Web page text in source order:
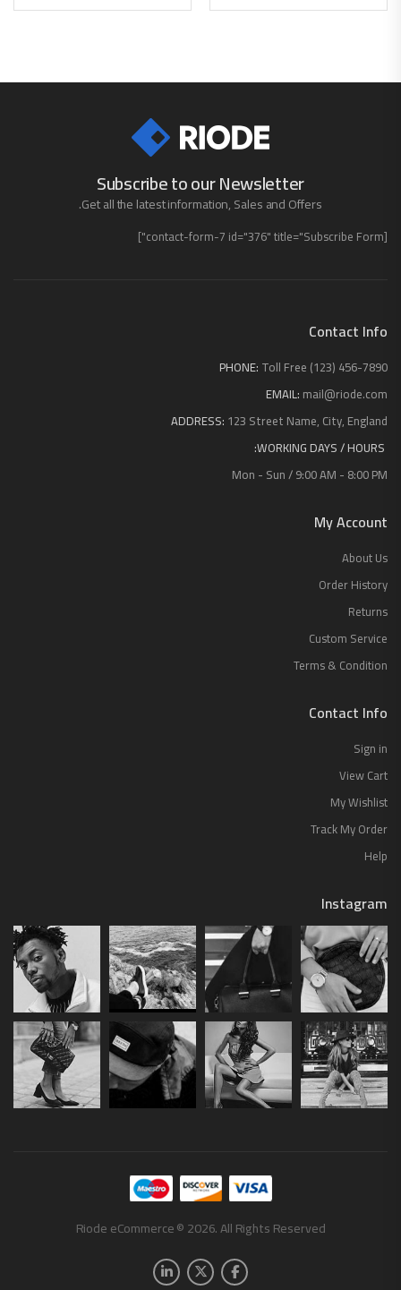
Subscribe to our Newsletter
Get all the latest information, Sales and Offers.
[contact-form-7 id="376" title="Subscribe Form"]
Contact Info
PHONE: Toll Free (123) 456-7890
EMAIL: mail@riode.com
ADDRESS: 123 Street Name, City, England
WORKING DAYS / HOURS:
Mon - Sun / 9:00 AM - 8:00 PM
My Account
About Us
Order History
Returns
Custom Service
Terms & Condition
Contact Info
Sign in
View Cart
My Wishlist
Track My Order
Help
Instagram
Riode eCommerce © 2026. All Rights Reserved